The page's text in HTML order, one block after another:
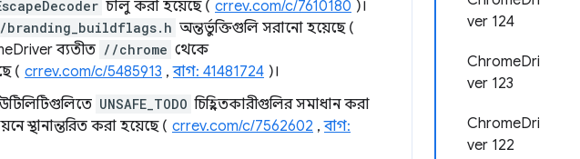
ver 124
ChromeDri
ver 123
ChromeDri
ver 122
চালু করা হয়েছে ( crrev.com/c/7610180 )।
অন্তর্ভুক্তিগুলি সরানো হয়েছে (
ব্যতীত //chrome থেকে
( crrev.com/c/5485913 ,বাগ: 41481724 )।
UNSAFE_TODO চিহ্নিতকারীগুলির সমাধান করা
স্থানান্তরিত করা হয়েছে ( crrev.com/c/7562602 ,বাগ: